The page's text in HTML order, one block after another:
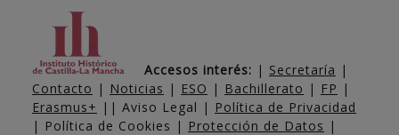
Accesos interés: | Secretaría |
Contacto | Noticias | ESO | Bachillerato | FP |
Erasmus+ || Aviso Legal | Política de Privacidad
| Política de Cookies | Protección de Datos |